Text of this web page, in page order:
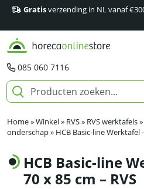
Gratisverzending in NL vanaf
085 060 7116
Home»Winkel» RVS» RVS werktafels»
onderschap» HCB Basic-line Werktafel
HCB Basic-line
70 x 85 cm – RVS